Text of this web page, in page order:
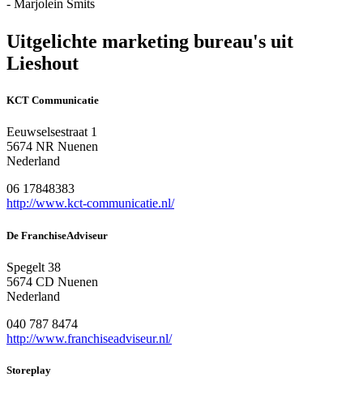
- Marjolein Smits
Uitgelichte marketing bureau's uit
Lieshout
KCT Communicatie
Eeuwselsestraat 1
5674 NR Nuenen
Nederland
06 17848383
http://www.kct-communicatie.nl/
De FranchiseAdviseur
Spegelt 38
5674 CD Nuenen
Nederland
040 787 8474
http://www.franchiseadviseur.nl/
Storeplay